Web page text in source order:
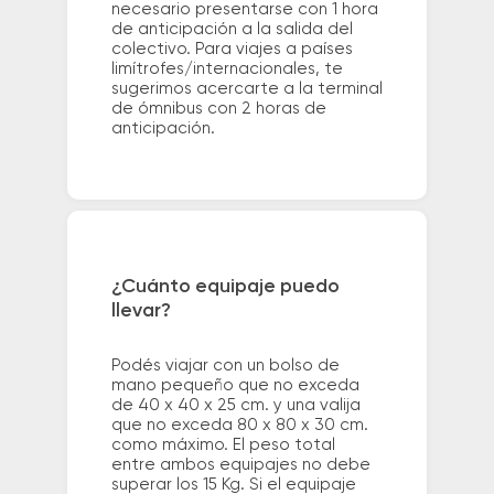
necesario presentarse con 1 hora
de anticipación a la salida del
colectivo. Para viajes a países
limítrofes/internacionales, te
sugerimos acercarte a la terminal
de ómnibus con 2 horas de
anticipación.
¿Cuánto equipaje puedo
llevar?
Podés viajar con un bolso de
mano pequeño que no exceda
de 40 x 40 x 25 cm. y una valija
que no exceda 80 x 80 x 30 cm.
como máximo. El peso total
entre ambos equipajes no debe
superar los 15 Kg. Si el equipaje